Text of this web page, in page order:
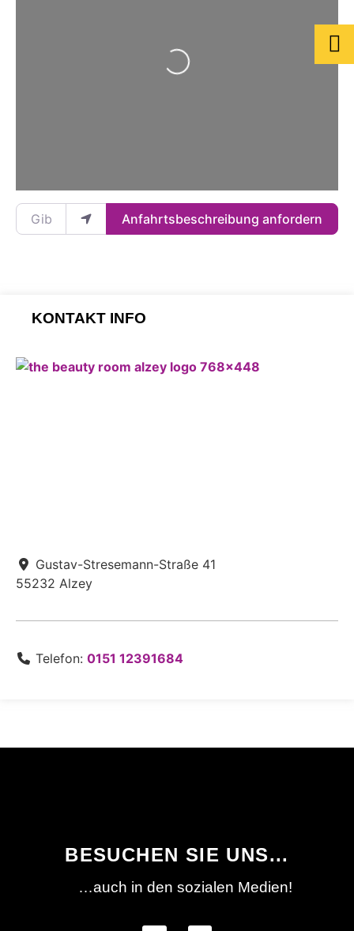
Gib deinen Standort ein.
Anfahrtsbeschreibung anfordern
KONTAKT INFO
Gustav-Stresemann-Straße 41
55232 Alzey
Telefon: 0151 12391684
BESUCHEN SIE UNS...
…auch in den sozialen Medien!